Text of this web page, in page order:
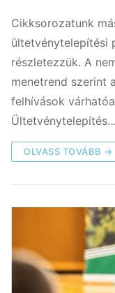
Cikksorozatunk
ültetvénytelepítési
részletezzük. A
menetrend szerint
felhívások
Ültetvénytelepítés…
OLVASS TOVÁBB →